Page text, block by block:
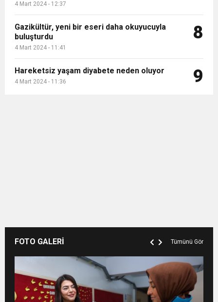
4 Mart 2024 - 12:37
Gazikültür, yeni bir eseri daha okuyucuyla
buluşturdu
4 Mart 2024 - 11:41
8
Hareketsiz yaşam diyabete neden oluyor
4 Mart 2024 - 11:36 9
FOTO GALERİ Tümünü Gör